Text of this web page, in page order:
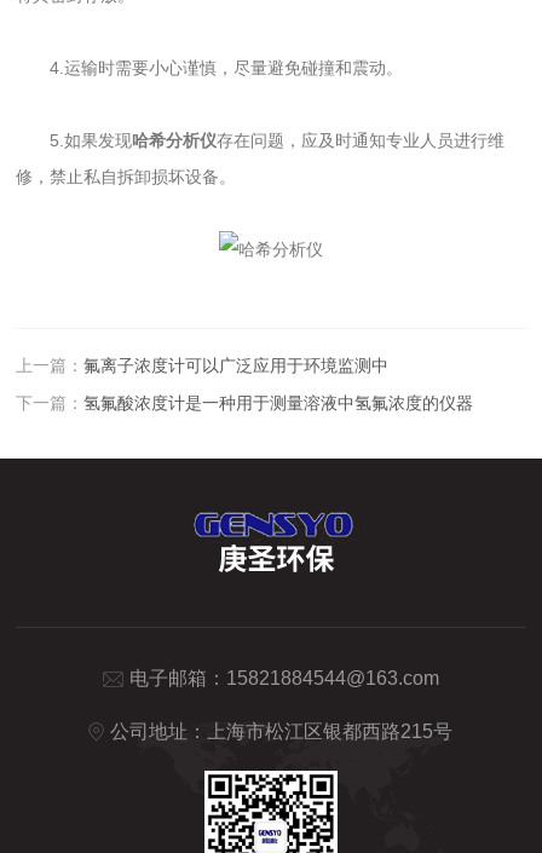
4.运输时需要小心谨慎，尽量避免碰撞和震动。
5.如果发现哈希分析仪存在问题，应及时通知专业人员进行维
修，禁止私自拆卸损坏设备。
上一篇：氟离子浓度计可以广泛应用于环境监测中
下一篇：氢氟酸浓度计是一种用于测量溶液中氢氟浓度的仪器
电子邮箱： 15821884544@163.com
公司地址：上海市松江区银都西路215号